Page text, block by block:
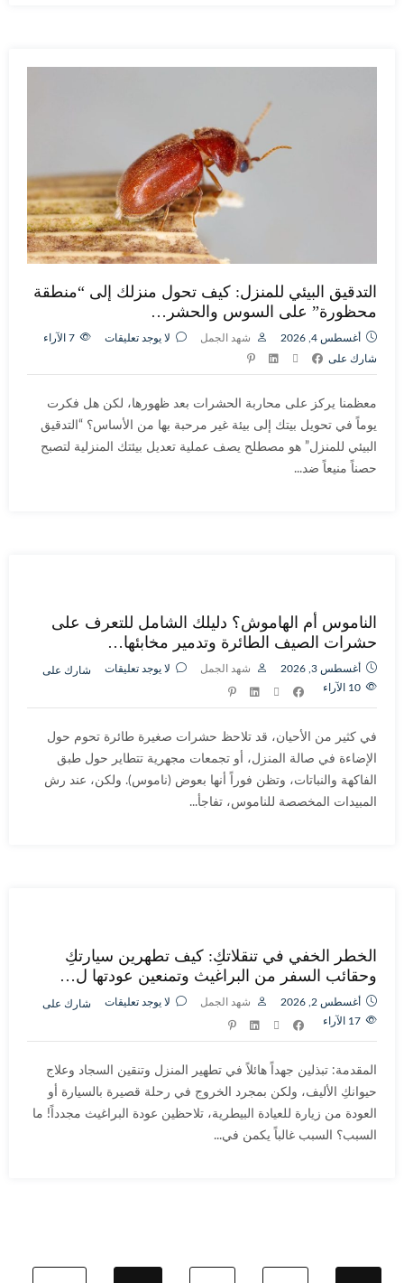
التدقيق البيئي للمنزل: كيف تحول منزلك إلى “منطقة
محظورة” على السوس والحشر…
أغسطس 4, 2026 شهد الجمل لا يوجد تعليقات
الآراء
شارك على
معظمنا يركز على محاربة الحشرات بعد ظهورها، لكن هل فكرت
يوماً في تحويل بيتك إلى بيئة غير مرحبة بها من الأساس؟ “التدقيق
البيئي للمنزل” هو مصطلح يصف عملية تعديل بيئتك المنزلية لتصبح
حصناً منيعاً ضد...
الناموس أم الهاموش؟ دليلك الشامل للتعرف على
حشرات الصيف الطائرة وتدمير مخابئها…
أغسطس 3, 2026 شهد الجمل
لا يوجد تعليقات
الآراء
شارك على
في كثير من الأحيان، قد تلاحظ حشرات صغيرة طائرة تحوم حول
الإضاءة في صالة المنزل، أو تجمعات مجهرية تتطاير حول طبق
الفاكهة والنباتات، وتظن فوراً أنها بعوض (ناموس). ولكن، عند رش
المبيدات المخصصة للناموس، تفاجأ...
الخطر الخفي في تنقلاتكِ: كيف تطهرين سيارتكِ
وحقائب السفر من البراغيث وتمنعين عودتها ل…
أغسطس 2, 2026 شهد الجمل
لا يوجد تعليقات
الآراء
شارك على
المقدمة: تبذلين جهداً هائلاً في تطهير المنزل وتنقين السجاد وعلاج
حيوانكِ الأليف، ولكن بمجرد الخروج في رحلة قصيرة بالسيارة أو
العودة من زيارة للعيادة البيطرية، تلاحظين عودة البراغيث مجدداً! ما
السبب؟ السبب غالباً يكمن في...